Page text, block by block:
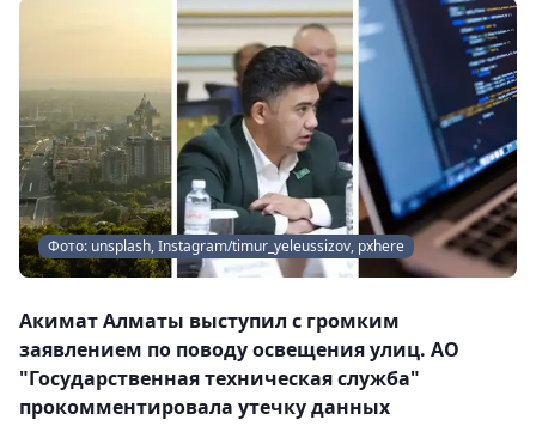
Фото: unsplash, Instagram/timur_yeleussizov, pxhere
Акимат Алматы выступил с громким
заявлением по поводу освещения улиц. АО
"Государственная техническая служба"
прокомментировала утечку данных